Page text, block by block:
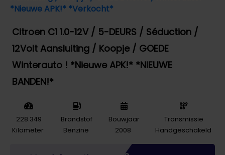
Citroen C1 1.0-12V / 5-DEURS / Séduction /
12Volt Aansluiting / Koopje / GOEDE
Winterauto ! *Nieuwe APK!* *NIEUWE
BANDEN!*
228.349
Kilometer
Brandstof
Benzine
Bouwjaar
2008
Transmissie
Handgeschakeld